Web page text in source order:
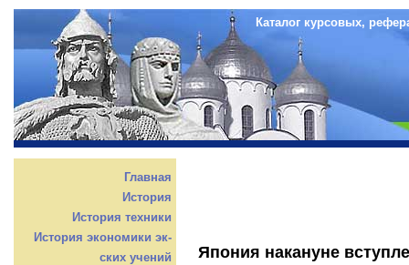
Каталог курсовых,
Главная
История
История техники
История экономики эк-
ских учений
Япония накануне